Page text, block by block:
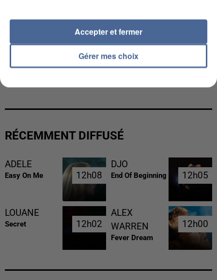
VISÉS PAR DES INGÉRENCES...
RÉCEMMENT DIFFUSÉ
ADELE
Easy On Me 12h08
12h08
DJO
End Of Beginning 12h05
12h05
LOUANE
Secret 12h02
12h02
ALEX
WARREN
Fever Dream
12h00
12h00
Gérer mes choix
Accepter et fermer